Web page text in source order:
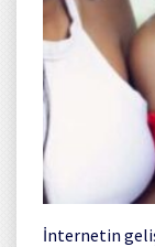
İnternetin